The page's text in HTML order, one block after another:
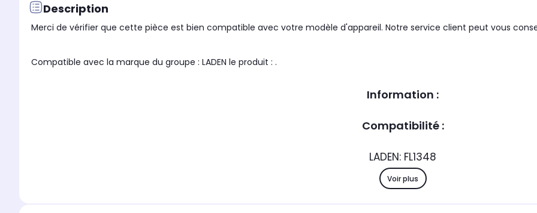
Description
Merci de vérifier que cette pièce est bien compatible avec votre modèle d'appareil. Notre service client peut vous
Compatible avec la marque du groupe : LADEN le produit : .
Information :
Compatibilité :
LADEN: FL1348
Voir plus